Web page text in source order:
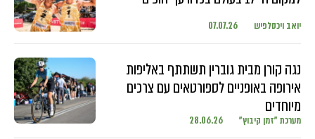
יואב ויכסלפיש 07.07.26
נגה קורן מבית גוברין תשתתף באליפות
אירופה באופניים לספורטאים עם צרכים
מיוחדים
מערכת "זמן קיבוץ" 28.06.26